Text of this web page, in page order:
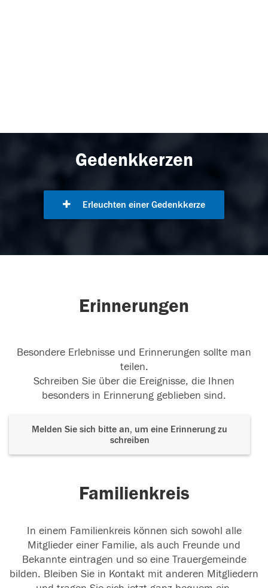
Gedenkkerzen
Erleuchten einer Gedenkkerze
Erinnerungen
Besondere Erlebnisse und Erinnerungen sollte man
teilen.
Schreiben Sie über die Ereignisse, die Ihnen
besonders in Erinnerung geblieben sind.
Melden Sie sich bitte an, um eine Erinnerung zu
schreiben
Familienkreis
In einem Familienkreis können sich sowohl alle
Mitglieder einer Familie, als auch Freunde und
Bekannte eintragen und so eine Trauergemeinde
bilden. Bleiben Sie in Kontakt mit anderen Mitgliedern